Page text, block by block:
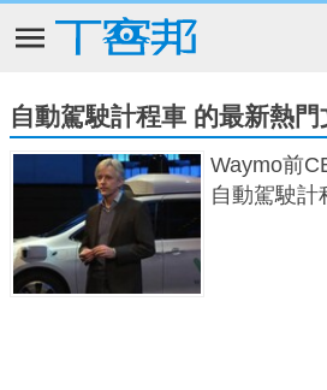
自動駕駛計程車 的最新熱門
Waymo前
自動駕駛計